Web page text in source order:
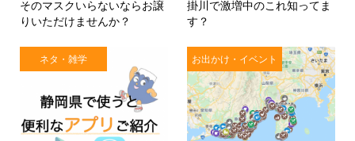
そのマスクいらないならお譲
りいただけませんか？
掛川で激増中のこれ知ってま
す？
ネタ・雑学 お出かけ・イベント